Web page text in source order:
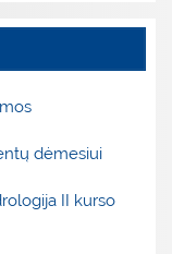
dėmesiui
II kurso